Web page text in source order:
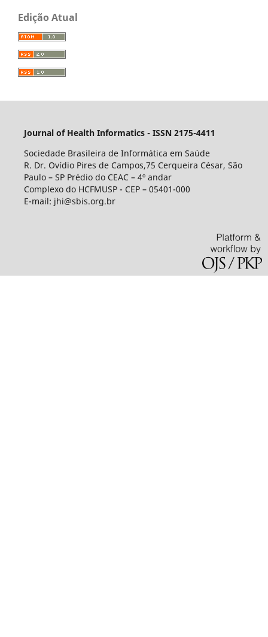
Edição Atual
Journal of Health Informatics - ISSN 2175-4411
Sociedade Brasileira de Informática em Saúde
R. Dr. Ovídio Pires de Campos,75 Cerqueira César, São
Paulo – SP Prédio do CEAC – 4º andar
Complexo do HCFMUSP - CEP – 05401-000
E-mail: jhi@sbis.org.br